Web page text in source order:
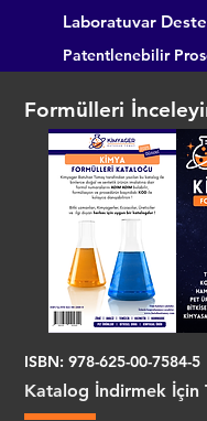
Laboratuvar
Patentlenebilir
Formülleri
ISBN: 978-625-00-7584-5
Katalog İndirmek İçin